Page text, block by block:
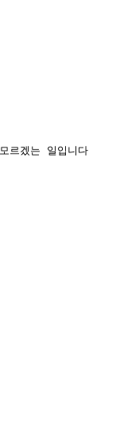
르겠는 일입니다